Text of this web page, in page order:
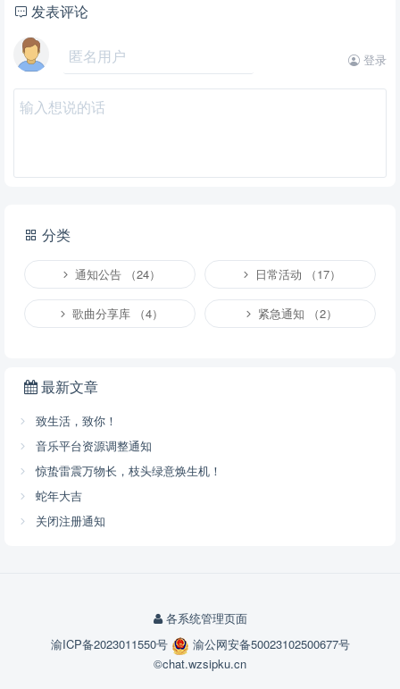
发表评论
登录
提示：
分类
通知公告 （24） 日常活动 （17）
歌曲分享库 （4） 紧急通知 （2）
最新文章
致生活，致你！
音乐平台资源调整通知
惊蛰雷震万物长，枝头绿意焕生机！
蛇年大吉
关闭注册通知
各系统管理页面
渝ICP备2023011550号
渝公网安备50023102500677号
©chat.wzsipku.cn